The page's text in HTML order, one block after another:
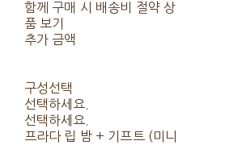
함께 구매 시 배송비 절약 상
품 보기
추가 금액
구성선택
선택하세요.
선택하세요.
프라다 립 밤 + 기프트 (미니